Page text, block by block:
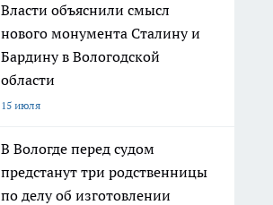
Власти объяснили смысл
нового монумента Сталину и
Бардину в Вологодской
области
15 июля
В Вологде перед судом
предстанут три родственницы
по делу об изготовлении